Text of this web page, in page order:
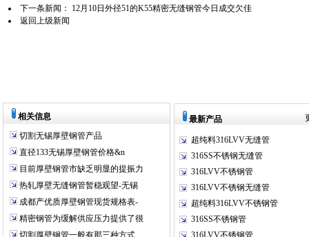
下一条新闻：
12月10日外径51的K55精密无缝钢管今日成交欠佳
返回上级新闻
相关信息
切割无锡厚壁钢管产品
直径133无锡厚壁钢管价格&n
目前厚壁钢管市缺乏明显的提振力
热轧厚壁无缝钢管暂稳观望-无锡
成都产优质厚壁钢管现货规格表-
精密钢管为缓解供应压力提供了很
切割厚壁钢管一般有那三种方式
最新产品
超纯料316LVV无缝管
316SS不锈钢无缝管
316LVV不锈钢管
316LVV不锈钢无缝管
超纯料316LVV不锈钢管
316SS不锈钢管
316LVV不锈钢管